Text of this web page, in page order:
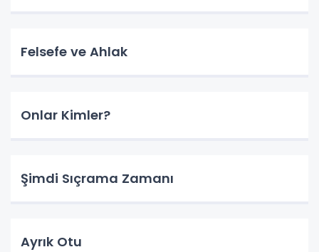
Felsefe ve Ahlak
Onlar Kimler?
Şimdi Sıçrama Zamanı
Ayrık Otu